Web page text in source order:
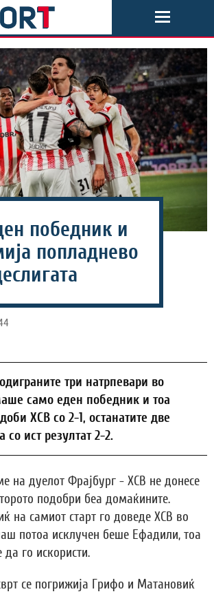
победник и
попладнево
три натрпевари во
само еден победник и тоа
ХСВ со 2-1, останатите две
со ист резултат 2-2.
на дуелот Фрајбург - ХСВ не донесе
подобри беа домаќините.
на самиот старт го доведе ХСВ во
потоа исклучен беше Ефадили, тоа
го искористи.
се погрижија Грифо и Матановиќ